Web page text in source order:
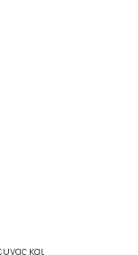
και